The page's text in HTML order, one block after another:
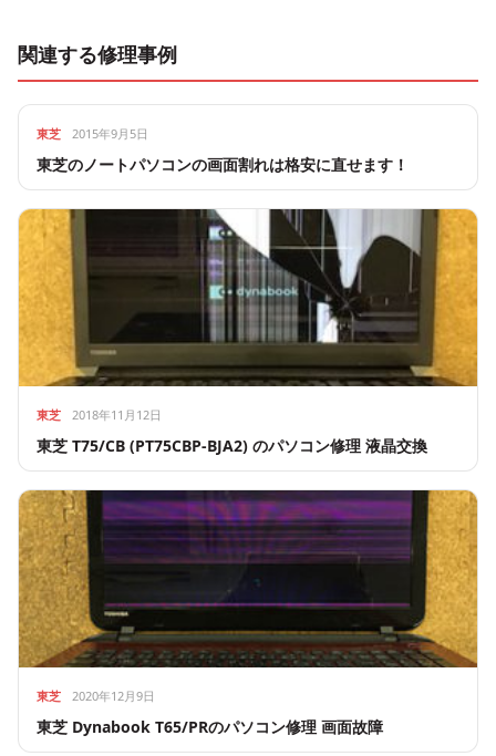
関連する修理事例
東芝 2015年9月5日
東芝のノートパソコンの画面割れは格安に直せます！
東芝 2018年11月12日
東芝 T75/CB (PT75CBP-BJA2) のパソコン修理 液晶交換
東芝 2020年12月9日
東芝 Dynabook T65/PRのパソコン修理 画面故障